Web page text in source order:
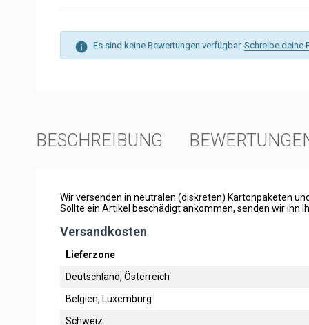
Es sind keine Bewertungen verfügbar. Schreibe deine
BESCHREIBUNG
Wir versenden in neutralen (diskreten) Kartonpaketen
Sollte ein Artikel beschädigt ankommen, senden wir ihn
Versandkosten
Lieferzone
Deutschland, Österreich
Belgien, Luxemburg
Schweiz